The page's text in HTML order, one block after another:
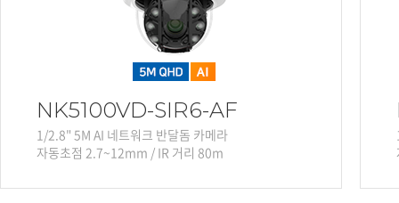
NK5100VD-SIR6-AF
1/2.8" 5M AI 네트워크 반달돔 카메라
자동초점 2.7~12mm / IR 거리 80m